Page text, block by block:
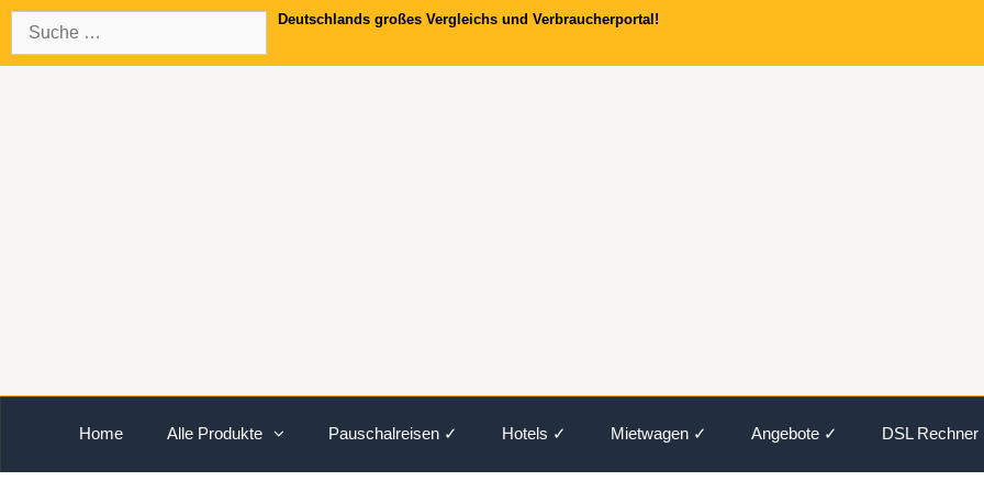
Springe
zum
Inhalt
nach:
Deutschlands großes Vergleichs und Verbraucherportal!
Home Alle Produkte Pauschalreisen ✓ Hotels ✓ Mietwagen ✓ Angebote ✓ DSL Rechner